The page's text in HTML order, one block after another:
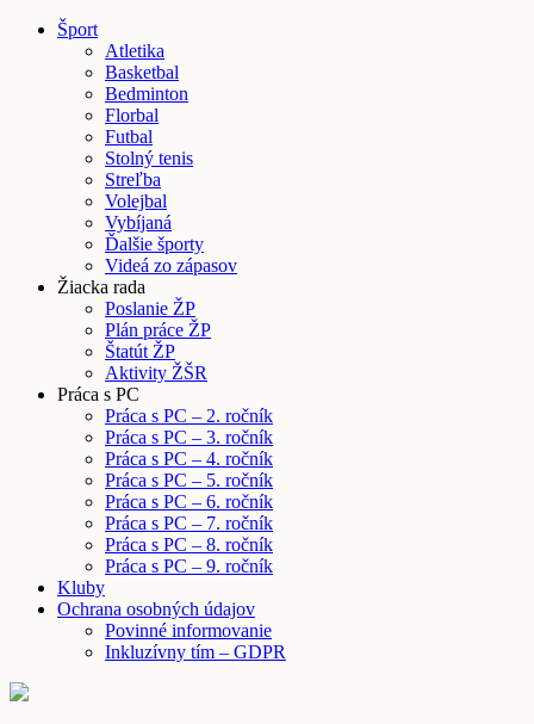
Šport
Atletika
Basketbal
Bedminton
Florbal
Futbal
Stolný tenis
Streľba
Volejbal
Vybíjaná
Ďalšie športy
Videá zo zápasov
Žiacka rada
Poslanie ŽP
Plán práce ŽP
Štatút ŽP
Aktivity ŽŠR
Práca s PC
Práca s PC – 2. ročník
Práca s PC – 3. ročník
Práca s PC – 4. ročník
Práca s PC – 5. ročník
Práca s PC – 6. ročník
Práca s PC – 7. ročník
Práca s PC – 8. ročník
Práca s PC – 9. ročník
Kluby
Ochrana osobných údajov
Povinné informovanie
Inkluzívny tím – GDPR